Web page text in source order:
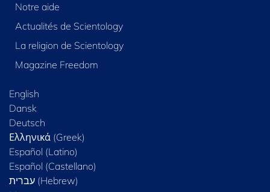
Notre aide
Actualités de Scientology
La religion de Scientology
Magazine Freedom
English
Dansk
Deutsch
Ελληνικά (Greek)
Español (Latino)
Español (Castellano)